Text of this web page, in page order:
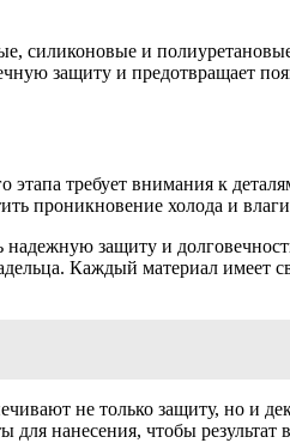
силиконовые и
защиту и предотвращает
требует внимания к
проникновение холода и
надежную защиту и
Каждый материал имеет
не только защиту, но и
нанесения, чтобы результат